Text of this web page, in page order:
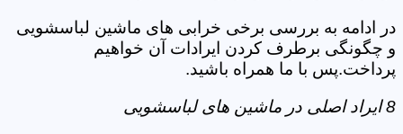
در ادامه به بررسی برخی خرابی های ماشین لباسشویی
و چگونگی برطرف کردن ایرادات آن خواهیم
پرداخت.پس با ما همراه باشید.
8 ایراد اصلی در ماشین های لباسشویی